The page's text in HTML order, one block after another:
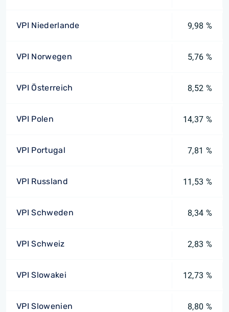
VPI Niederlande 9,98 %
VPI Norwegen 5,76 %
VPI Österreich 8,52 %
VPI Polen 14,37 %
VPI Portugal 7,81 %
VPI Russland 11,53 %
VPI Schweden 8,34 %
VPI Schweiz 2,83 %
VPI Slowakei 12,73 %
VPI Slowenien 8,80 %